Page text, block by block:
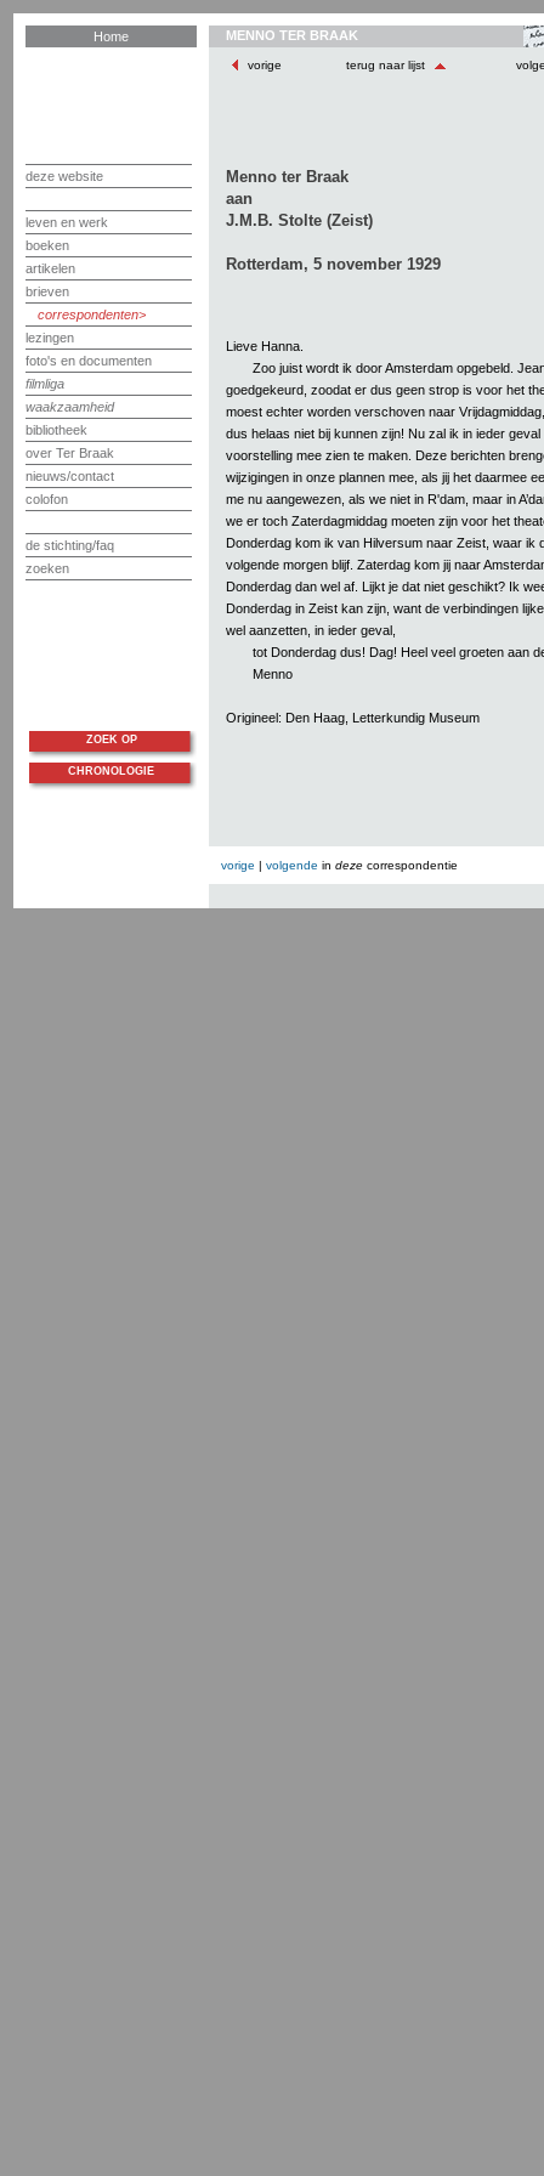
Home
deze website
leven en werk
boeken
artikelen
brieven
correspondenten
lezingen
foto's en documenten
filmliga
waakzaamheid
bibliotheek
over Ter Braak
nieuws/contact
colofon
de stichting/faq
zoeken
MENNO TER BRAAK
vorige terug naar lijst
Menno ter Braak
aan
J.M.B. Stolte (Zeist)
Rotterdam, 5 november 1929
Lieve Hanna.
Zoo juist wordt ik door Amsterdam opgebeld.
goedgekeurd, zoodat er dus geen strop is voor het
moest echter worden verschoven naar
dus helaas niet bij kunnen zijn! Nu zal ik in ieder
voorstelling mee zien te maken. Deze berichten
wijzigingen in onze plannen mee, als jij het daarmee
me nu aangewezen, als we niet in R'dam, maar in
we er toch Zaterdagmiddag moeten zijn voor het
Donderdag kom ik van Hilversum naar Zeist, waar ik
volgende morgen blijf. Zaterdag kom jij naar
Donderdag dan wel af. Lijkt je dat niet geschikt? Ik
Donderdag in Zeist kan zijn, want de verbindingen
wel aanzetten, in ieder geval,
tot Donderdag dus! Dag! Heel veel groeten aan
Menno
Origineel: Den Haag, Letterkundig Museum
vorige | volgende in deze correspondentie
ZOEK OP
CHRONOLOGIE